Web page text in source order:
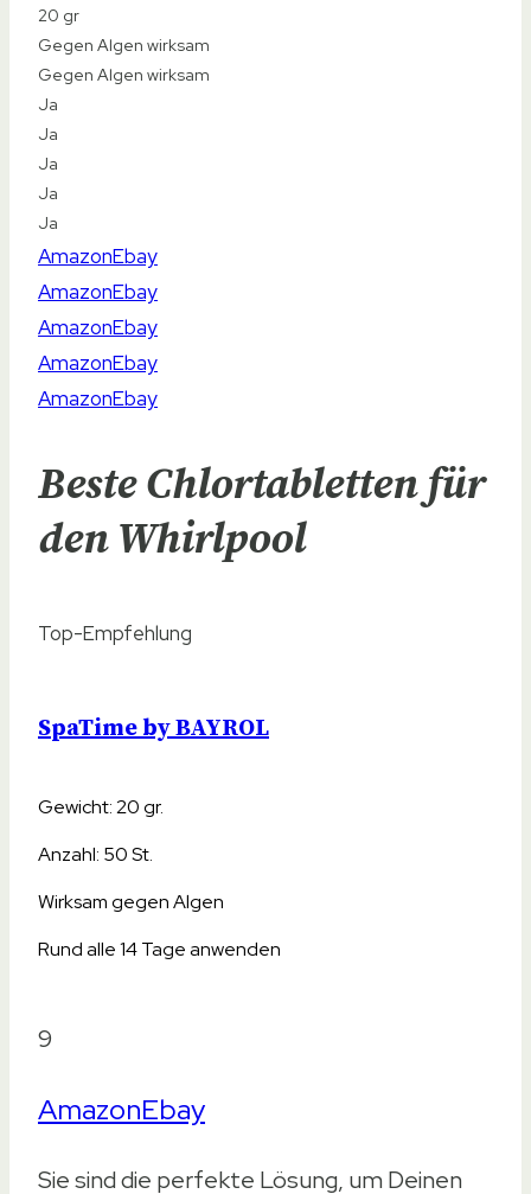
Chlor Multitabs 5 in 1-200g Tabs
5 kg MEINPOOL24.DE Chlor Multitabs
Chlortabletten organisch
Typ
Typ
Chlortabletten
Chlortabletten
Chlortabletten
Chlortabletten
Form
Form
Tabs
Tabs
Anzahl
50 St
180 St
25 St
Gewicht
Beste Chlortabletten für
den Whirlpool
Top-Empfehlung
SpaTime by BAYROL
Gewicht: 20 gr.
Anzahl: 50 St.
Wirksam gegen Algen
Rund alle 14 Tage anwenden
9
AmazonEbay
Sie sind die perfekte Lösung, um Deinen